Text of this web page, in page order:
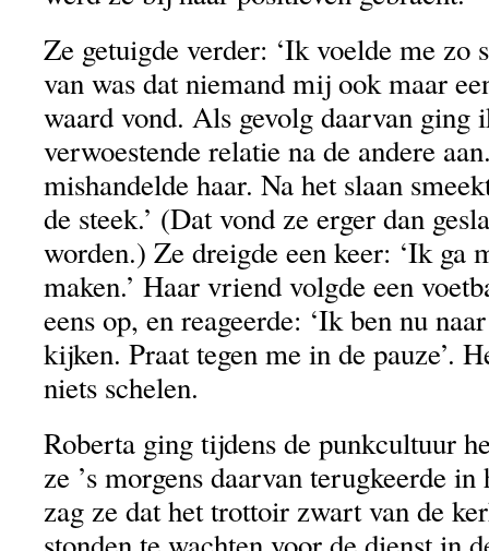
Ze getuigde verder: ‘Ik voelde me zo
van was dat niemand mij ook maar
waard vond. Als gevolg daarvan ging
verwoestende relatie na de andere
mishandelde haar. Na het slaan
de steek.’ (Dat vond ze erger dan
worden.) Ze dreigde een keer: ‘Ik ga
maken.’ Haar vriend volgde een
eens op, en reageerde: ‘Ik ben nu
kijken. Praat tegen me in de pauze’.
niets schelen.
Roberta ging tijdens de punkcultuur
ze ’s morgens daarvan terugkeerde
zag ze dat het trottoir zwart van de